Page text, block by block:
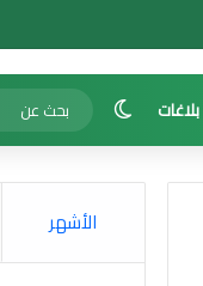
بلاغات الوضع المظلم
الأشهر